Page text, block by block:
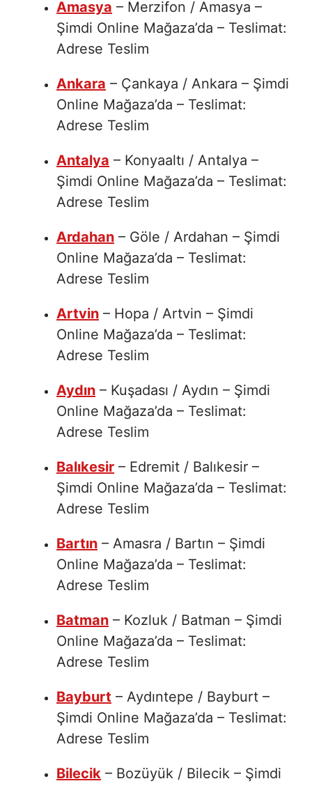
Amasya – Merzifon / Amasya –
Şimdi Online Mağaza’da – Teslimat:
Adrese Teslim
Ankara – Çankaya / Ankara – Şimdi
Online Mağaza’da – Teslimat:
Adrese Teslim
Antalya – Konyaaltı / Antalya –
Şimdi Online Mağaza’da – Teslimat:
Adrese Teslim
Ardahan – Göle / Ardahan – Şimdi
Online Mağaza’da – Teslimat:
Adrese Teslim
Artvin – Hopa / Artvin – Şimdi
Online Mağaza’da – Teslimat:
Adrese Teslim
Aydın – Kuşadası / Aydın – Şimdi
Online Mağaza’da – Teslimat:
Adrese Teslim
Balıkesir – Edremit / Balıkesir –
Şimdi Online Mağaza’da – Teslimat:
Adrese Teslim
Bartın – Amasra / Bartın – Şimdi
Online Mağaza’da – Teslimat:
Adrese Teslim
Batman – Kozluk / Batman – Şimdi
Online Mağaza’da – Teslimat:
Adrese Teslim
Bayburt – Aydıntepe / Bayburt –
Şimdi Online Mağaza’da – Teslimat:
Adrese Teslim
Bilecik – Bozüyük / Bilecik – Şimdi